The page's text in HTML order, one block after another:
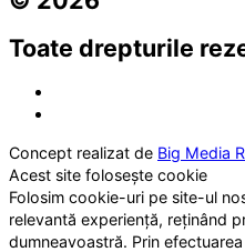
Toate drepturile
Concept realizat de Big Media
Acest site folosește cookie
Folosim cookie-uri pe site-ul
relevantă experiență, reținând
dumneavoastră. Prin